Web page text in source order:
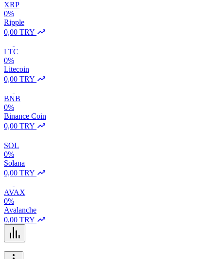
XRP
0%
Ripple
0,00 TRY
LTC
0%
Litecoin
0,00 TRY
BNB
0%
Binance Coin
0,00 TRY
SOL
0%
Solana
0,00 TRY
AVAX
0%
Avalanche
0,00 TRY